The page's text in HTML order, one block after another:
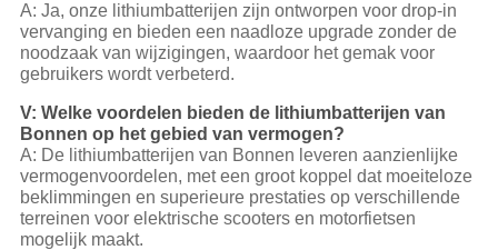
A: Ja, onze lithiumbatterijen zijn ontworpen voor drop-in
vervanging en bieden een naadloze upgrade zonder de
noodzaak van wijzigingen, waardoor het gemak voor
gebruikers wordt verbeterd.
V: Welke voordelen bieden de lithiumbatterijen van
Bonnen op het gebied van vermogen?
A: De lithiumbatterijen van Bonnen leveren aanzienlijke
vermogenvoordelen, met een groot koppel dat moeiteloze
beklimmingen en superieure prestaties op verschillende
terreinen voor elektrische scooters en motorfietsen
mogelijk maakt.